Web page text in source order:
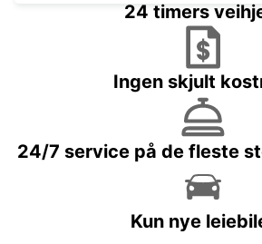
24 timers
Ingen skjult
24/7 service på de fleste
Kun nye